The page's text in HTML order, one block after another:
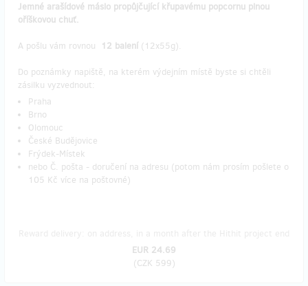
Jemné arašídové máslo propůjčující křupavému popcornu plnou
oříškovou chuť.
A pošlu vám rovnou 12 balení (12x55g).
Do poznámky napiště, na kterém výdejním místě byste si chtěli
zásilku vyzvednout:
Praha
Brno
Olomouc
České Budějovice
Frýdek-Místek
nebo Č. pošta - doručení na adresu (potom nám prosím pošlete o
105 Kč více na poštovné)
EUR 24.69
(CZK 599)